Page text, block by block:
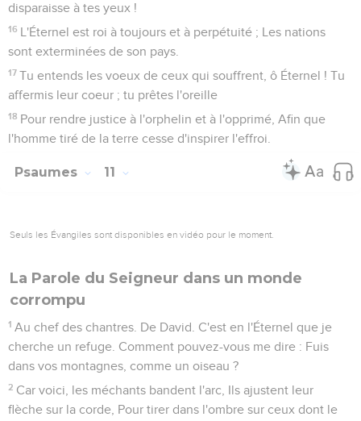
disparaisse à tes yeux !
16 L'Éternel est roi à toujours et à perpétuité ; Les nations
sont exterminées de son pays.
17 Tu entends les voeux de ceux qui souffrent, ô Éternel ! Tu
affermis leur coeur ; tu prêtes l'oreille
18 Pour rendre justice à l'orphelin et à l'opprimé, Afin que
l'homme tiré de la terre cesse d'inspirer l'effroi.
Psaumes 11
Seuls les Évangiles sont disponibles en vidéo pour le moment.
La Parole du Seigneur dans un monde
corrompu
1 Au chef des chantres. De David. C'est en l'Éternel que je
cherche un refuge. Comment pouvez-vous me dire : Fuis
dans vos montagnes, comme un oiseau ?
2 Car voici, les méchants bandent l'arc, Ils ajustent leur
flèche sur la corde, Pour tirer dans l'ombre sur ceux dont le